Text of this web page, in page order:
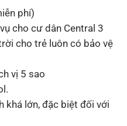
phí)
cho cư dân Central 3
cho trẻ luôn có bảo vệ
vị 5 sao
khá lớn, đặc biệt đối với